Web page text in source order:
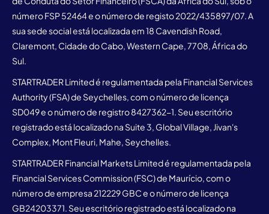
número FSP 52464 e o número de registo 2022/435897/07. A
sua sede social está localizada em 18 Cavendish Road,
Claremont, Cidade do Cabo, Western Cape, 7708, África do
Sul.
STARTRADER Limited é regulamentada pela Financial Services
Authority (FSA) de Seychelles, com o número de licença
SD049 e o número de registro 8427362-1. Seu escritório
registrado está localizado na Suite 3, Global Village, Jivan's
Complex, Mont Fleuri, Mahe, Seychelles.
STARTRADER Financial Markets Limited é regulamentada pela
Financial Services Commission (FSC) de Maurício, com o
número de empresa 212229 GBC e o número de licença
GB24203371. Seu escritório registrado está localizado na